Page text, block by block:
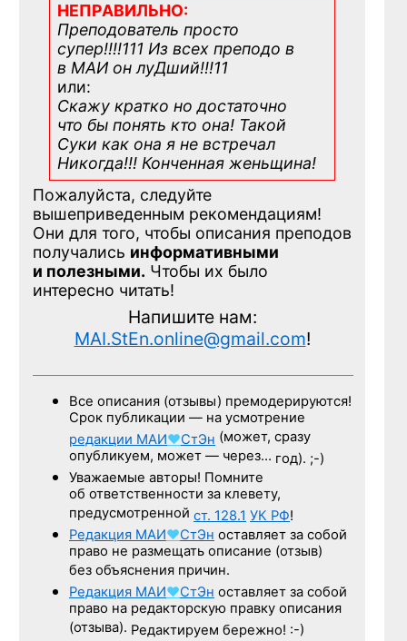
НЕПРАВИЛЬНО:
Преподователь просто
супер!!!!111 Из всех преподо в
в МАИ он луДший!!!11
или:
Скажу кратко но достаточно
что бы понять кто она! Такой
Суки как она я не встречал
Никогда!!! Конченная женьщина!
Пожалуйста, следуйте
вышеприведенным рекомендациям!
Они для того, чтобы описания преподов
получались информативными
и полезными. Чтобы их было
интересно читать!
Напишите нам:
MAI.StEn.online@gmail.com!
Все описания (отзывы) премодерируются!
Срок публикации — на усмотрение
редакции МАИ♥СтЭн (может, сразу
опубликуем, может — через… год). ;-)
Уважаемые авторы! Помните
об ответственности за клевету,
предусмотренной ст. 128.1 УК РФ!
Редакция МАИ♥СтЭн оставляет за собой
право не размещать описание (отзыв)
без объяснения причин.
Редакция МАИ♥СтЭн оставляет за собой
право на редакторскую правку описания
(отзыва). Редактируем бережно! :-)